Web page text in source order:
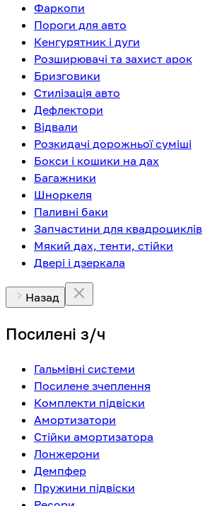
Фаркопи
Пороги для авто
Кенгурятник і дуги
Розширювачі та захист арок
Бризговики
Стилізація авто
Дефлектори
Відвали
Розкидачі дорожньої суміші
Бокси і кошики на дах
Багажники
Шноркеля
Паливні баки
Запчастини для квадроциклів
Мякий дах, тенти, стійки
Двері і дзеркала
Назад
Посилені з/ч
Гальмівні системи
Посилене зчеплення
Комплекти підвіски
Амортизатори
Стійки амортизатора
Лонжерони
Демпфер
Пружини підвіски